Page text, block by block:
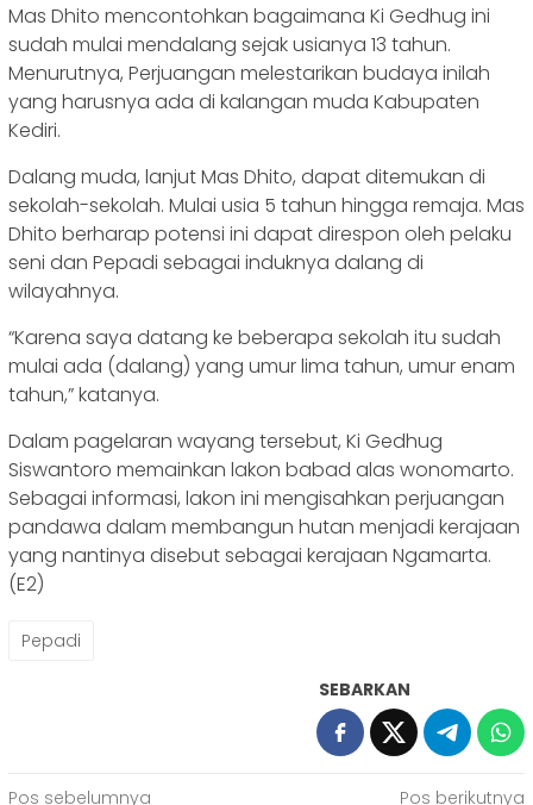
Mas Dhito mencontohkan bagaimana Ki Gedhug ini
sudah mulai mendalang sejak usianya 13 tahun.
Menurutnya, Perjuangan melestarikan budaya inilah
yang harusnya ada di kalangan muda Kabupaten
Kediri.
Dalang muda, lanjut Mas Dhito, dapat ditemukan di
sekolah-sekolah. Mulai usia 5 tahun hingga remaja. Mas
Dhito berharap potensi ini dapat direspon oleh pelaku
seni dan Pepadi sebagai induknya dalang di
wilayahnya.
“Karena saya datang ke beberapa sekolah itu sudah
mulai ada (dalang) yang umur lima tahun, umur enam
tahun,” katanya.
Dalam pagelaran wayang tersebut, Ki Gedhug
Siswantoro memainkan lakon babad alas wonomarto.
Sebagai informasi, lakon ini mengisahkan perjuangan
pandawa dalam membangun hutan menjadi kerajaan
yang nantinya disebut sebagai kerajaan Ngamarta.
(E2)
Pepadi
SEBARKAN
Pos sebelumnya
Pos berikutnya